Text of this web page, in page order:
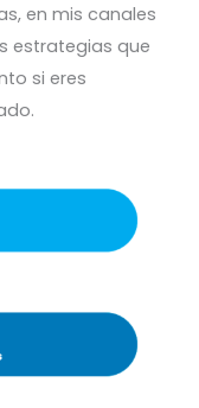
en mis canales
estrategias que
si eres